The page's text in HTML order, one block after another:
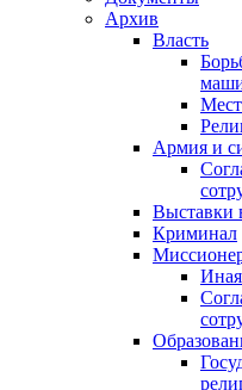
Архив
Власть
Армия и
Выставки
Криминал
Иная